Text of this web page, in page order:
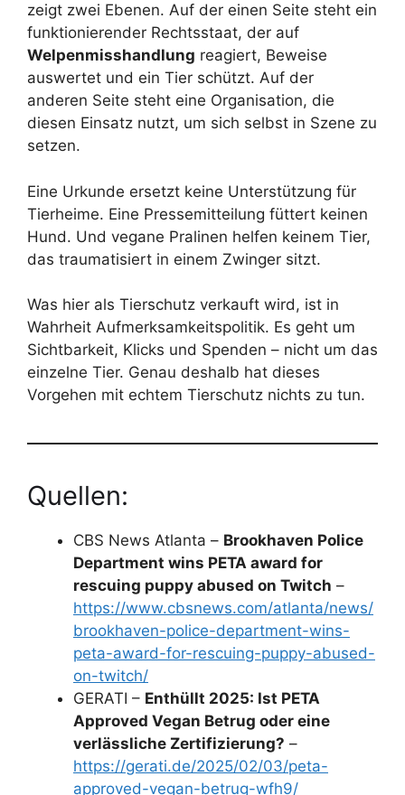
zeigt zwei Ebenen. Auf der einen Seite steht ein
funktionierender Rechtsstaat, der auf
Welpenmisshandlung reagiert, Beweise
auswertet und ein Tier schützt. Auf der
anderen Seite steht eine Organisation, die
diesen Einsatz nutzt, um sich selbst in Szene zu
setzen.
Eine Urkunde ersetzt keine Unterstützung für
Tierheime. Eine Pressemitteilung füttert keinen
Hund. Und vegane Pralinen helfen keinem Tier,
das traumatisiert in einem Zwinger sitzt.
Was hier als Tierschutz verkauft wird, ist in
Wahrheit Aufmerksamkeitspolitik. Es geht um
Sichtbarkeit, Klicks und Spenden – nicht um das
einzelne Tier. Genau deshalb hat dieses
Vorgehen mit echtem Tierschutz nichts zu tun.
Quellen:
CBS News Atlanta – Brookhaven Police
Department wins PETA award for
rescuing puppy abused on Twitch –
https://www.cbsnews.com/atlanta/news/
brookhaven-police-department-wins-
peta-award-for-rescuing-puppy-abused-
on-twitch/
GERATI – Enthüllt 2025: Ist PETA
Approved Vegan Betrug oder eine
verlässliche Zertifizierung? –
https://gerati.de/2025/02/03/peta-
approved-vegan-betrug-wfh9/